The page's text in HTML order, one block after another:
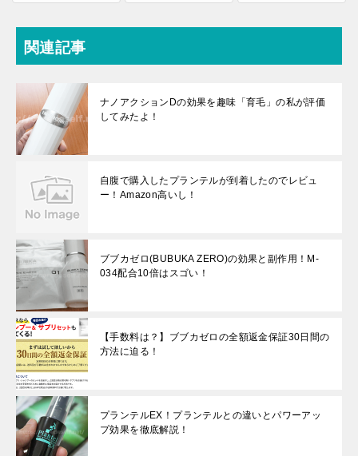
関連記事
ナノアクションDの効果を趣味「育毛」の私が評価
してみたよ！
自腹で購入したプランテルが到着したのでレビュ
ー！Amazon高いし！
ブブカゼロ(BUBUKA ZERO)の効果と副作用！M-
034配合10倍はスゴい！
【手数料は？】ブブカゼロの全額返金保証30日間の
方法に迫る！
プランテルEX！プランテルとの違いとパワーアッ
プ効果を徹底解説！